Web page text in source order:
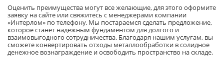
Оценить преимущества могут все желающие, для этого оформите
заявку на сайте или свяжитесь с менеджерами компании
«Интерлом» по телефону. Мы постараемся сделать предложение,
которое станет надежным фундаментом для долгого и
взаимовыгодного сотрудничества. Благодаря нашим услугам, вы
сможете конвертировать отходы металлообработки в солидное
денежное вознаграждение и освободить пространство на складе.